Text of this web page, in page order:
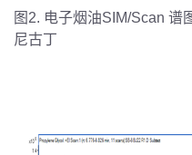
图2. 电子烟油SIM/Scan 谱
尼古丁